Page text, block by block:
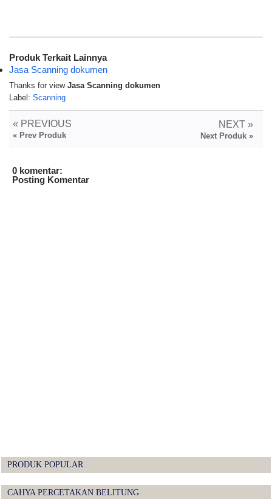
Produk Terkait Lainnya
Jasa Scanning dokumen
Thanks for view Jasa Scanning dokumen
Label: Scanning
« PREVIOUS
« Prev Produk
NEXT »
Next Produk »
0 komentar:
Posting Komentar
PRODUK POPULAR
CAHYA PERCETAKAN BELITUNG